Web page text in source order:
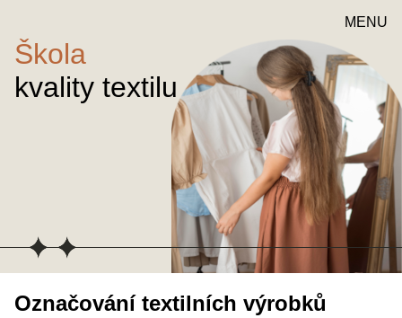
MENU
Škola
kvality textilu
Označování textilních výrobků